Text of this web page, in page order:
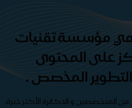
هي مؤسسة تقنيات
على المحتوى
المخصص .
المتخصصين و الدكاترة الأكثر خبرة،